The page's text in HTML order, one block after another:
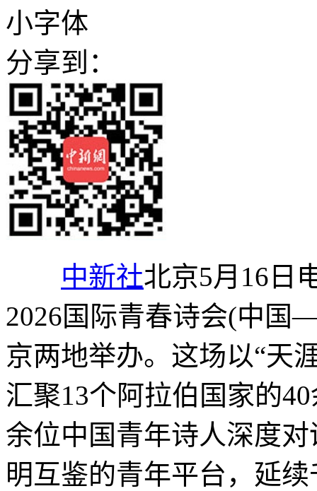
小字体
分享到：
中新社北京5月16日
2026国际青春诗会(中国
京两地举办。这场以“天
汇聚13个阿拉伯国家的
余位中国青年诗人深度
明互鉴的青年平台，延